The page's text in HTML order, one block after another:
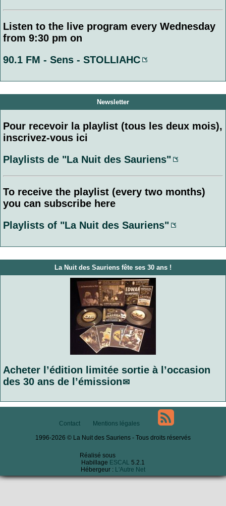
Listen to the live program every Wednesday
from 9:30 pm on
90.1 FM - Sens - STOLLIAHC
Newsletter
Pour recevoir la playlist (tous les deux mois),
inscrivez-vous ici
Playlists de "La Nuit des Sauriens"
To receive the playlist (every two months)
you can subscribe here
Playlists of "La Nuit des Sauriens"
La Nuit des Sauriens fête ses 30 ans !
Acheter l’édition limitée sortie à l’occasion
des 30 ans de l’émission
Contact
Mentions légales
1996-2026 © La Nuit des Sauriens - Tous droits réservés
Réalisé sous
Habillage ESCAL 5.2.1
Hébergeur : L'Autre Net